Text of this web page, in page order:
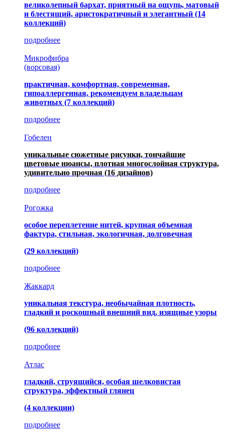
великолепный бархат, приятный на ощупь, матовый
и блестящий, аристократичный и элегантный (14
коллекций)
подробнее
Микрофибра
(ворсовая)
практичная, комфортная, современная,
гипоаллергенная, рекомендуем владельцам
животных (7 коллекций)
подробнее
Гобелен
уникальные сюжетные рисунки, тончайшие
цветовые нюансы, плотная многослойная структура,
удивительно прочная (16 дизайнов)
подробнее
Рогожка
особое переплетение нитей, крупная объемная
фактура, стильная, экологичная, долговечная
(29 коллекций)
подробнее
Жаккард
уникальная текстура, необычайная плотность,
гладкий и роскошный внешний вид, изящные узоры
(96 коллекций)
подробнее
Атлас
гладкий, струящийся, особая шелковистая
структура, эффектный глянец
(4 коллекции)
подробнее